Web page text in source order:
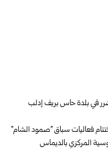
في بلدة حاس بريف إدلب